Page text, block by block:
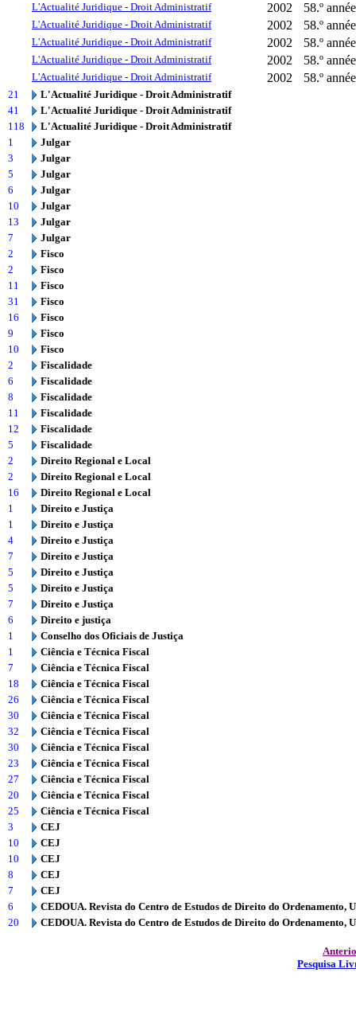
L'Actualité Juridique - Droit Administratif 2002 58.º
L'Actualité Juridique - Droit Administratif 2002 58.º
L'Actualité Juridique - Droit Administratif 2002 58.º
L'Actualité Juridique - Droit Administratif 2002 58.º
L'Actualité Juridique - Droit Administratif 2002 58.º
21
L'Actualité Juridique - Droit Administratif
41
L'Actualité Juridique - Droit Administratif
118
L'Actualité Juridique - Droit Administratif
1
Julgar
3
Julgar
5
Julgar
6
Julgar
10
Julgar
13
Julgar
7
Julgar
2
Fisco
2
Fisco
11
Fisco
31
Fisco
16
Fisco
9
Fisco
10
Fisco
2
Fiscalidade
6
Fiscalidade
8
Fiscalidade
11
Fiscalidade
12
Fiscalidade
5
Fiscalidade
2
Direito Regional e Local
2
Direito Regional e Local
16
Direito Regional e Local
1
Direito e Justiça
1
Direito e Justiça
4
Direito e Justiça
7
Direito e Justiça
5
Direito e Justiça
5
Direito e Justiça
7
Direito e Justiça
6
Direito e justiça
1
Conselho dos Oficiais de Justiça
1
Ciência e Técnica Fiscal
7
Ciência e Técnica Fiscal
18
Ciência e Técnica Fiscal
26
Ciência e Técnica Fiscal
30
Ciência e Técnica Fiscal
32
Ciência e Técnica Fiscal
30
Ciência e Técnica Fiscal
23
Ciência e Técnica Fiscal
27
Ciência e Técnica Fiscal
20
Ciência e Técnica Fiscal
25
Ciência e Técnica Fiscal
3
CEJ
10
CEJ
10
CEJ
8
CEJ
7
CEJ
6
CEDOUA. Revista do Centro de Estudos de Direito do Ordenamento,
20
CEDOUA. Revista do Centro de Estudos de Direito do Ordenamento,
Pesquisa